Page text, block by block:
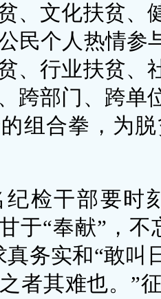
、文化扶贫、
民个人热情参
、行业扶贫、
跨部门、跨单
组合拳，为
纪检干部要时
于“奉献”，
真务实和“敢叫
者其难也。”